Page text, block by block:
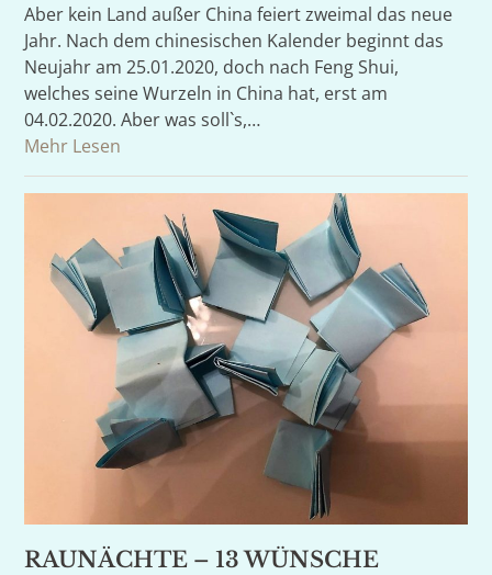
Aber kein Land außer China feiert zweimal das neue
Jahr. Nach dem chinesischen Kalender beginnt das
Neujahr am 25.01.2020, doch nach Feng Shui,
welches seine Wurzeln in China hat, erst am
04.02.2020. Aber was soll`s,…
Mehr Lesen
RAUNÄCHTE – 13 WÜNSCHE